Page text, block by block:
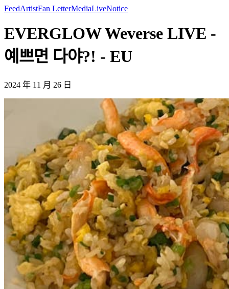
FeedArtistFan LetterMediaLiveNotice
EVERGLOW Weverse LIVE -
예쁘면 다야?! - EU
2024 年 11 月 26 日